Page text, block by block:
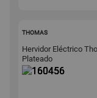
THOMAS
Hervidor Eléctrico
Plateado